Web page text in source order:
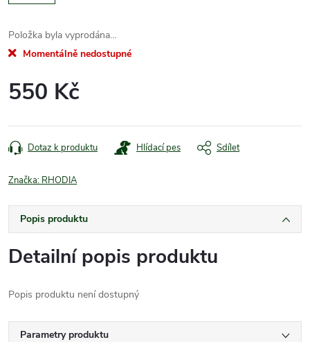
Položka byla vyprodána…
Momentálně nedostupné
550 Kč
cena:
Dotaz k produktu Hlídací pes Sdílet
Značka: RHODIA
Popis produktu
Detailní popis produktu
Popis produktu není dostupný
Parametry produktu